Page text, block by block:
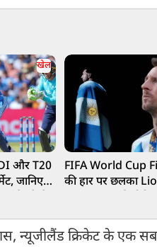
खेल
और T20
जानिए
FIFA World Cup
की हार पर छलका
न्यूजीलैंड क्रिकेट के